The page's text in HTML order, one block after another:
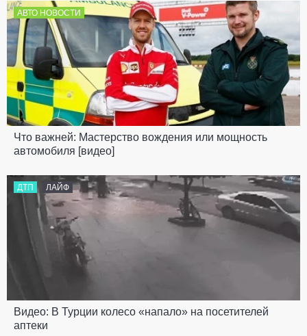
АВТО НОВОСТИ
Что важней: Мастерство вождения или мощность
автомобиля [видео]
ДТП ЛАЙФ
Видео: В Турции колесо «напало» на посетителей
аптеки